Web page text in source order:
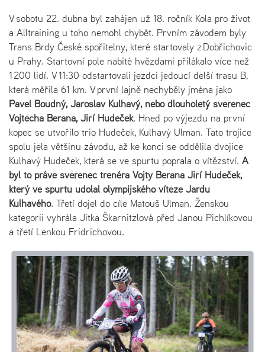
V sobotu 22. dubna byl zahájen už 18. ročník Kola pro život
a Alltraining u toho nemohl chybět. Prvním závodem byly
Trans Brdy České spořitelny, které startovaly z Dobřichovic
u Prahy. Startovní pole nabité hvězdami přilákalo více než
1 200 lidí. V 11:30 odstartovali jezdci jedoucí delší trasu B,
která měřila 61 km. V první lajně nechyběly jména jako
Pavel Boudný, Jaroslav Kulhavý, nebo dlouholetý svěřenec
Vojtěcha Berana, Jiří Hudeček. Hned po výjezdu na první
kopec se utvořilo trio Hudeček, Kulhavý Ulman. Tato trojice
spolu jela většinu závodu, až ke konci se oddělila dvojice
Kulhavý Hudeček, která se ve spurtu poprala o vítězství. A
byl to právě svěřenec trenéra Vojty Berana Jiří Hudeček,
který ve spurtu udolal olympijského vítěze Jardu
Kulhavého. Třetí dojel do cíle Matouš Ulman. Ženskou
kategorii vyhrála Jitka Škarnitzlová před Janou Pichlíkovou
a třetí Lenkou Fridrichovou.